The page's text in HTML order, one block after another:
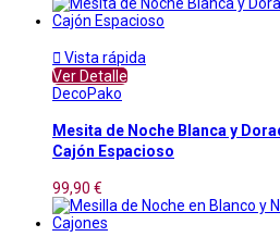
 Vista rápida
Ver Detalle
DecoPako
Mesita de Noche Blanca y
Cajón Espacioso
99,90 €